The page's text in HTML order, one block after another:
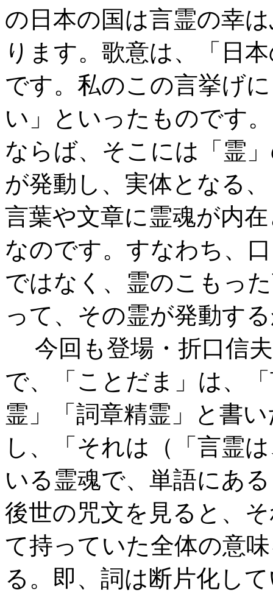
の日本の国は言霊の幸
ります。歌意は、「日
です。私のこの言挙げ
い」といったものです
ならば、そこには「霊
が発動し、実体となる
言葉や文章に霊魂が内
なのです。すなわち、
ではなく、霊のこもっ
って、その霊が発動す
今回も登場・折口信
で、「ことだま」は、
霊」「詞章精霊」と書
し、「それは（「言霊
いる霊魂で、単語にあ
後世の咒文を見ると、
て持っていた全体の意
る。即、詞は断片化し